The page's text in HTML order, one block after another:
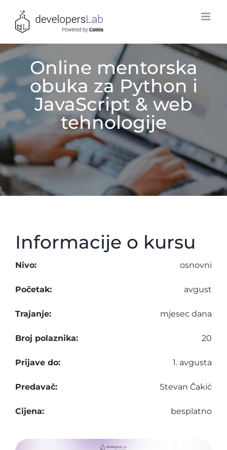
content
Online mentorska
obuka za Python i
JavaScript & web
tehnologije
Informacije o kursu
Nivo: osnovni
Početak: avgust
Trajanje: mjesec dana
Broj polaznika: 20
Prijave do: 1. avgusta
Predavač: Stevan Čakić
Cijena: besplatno